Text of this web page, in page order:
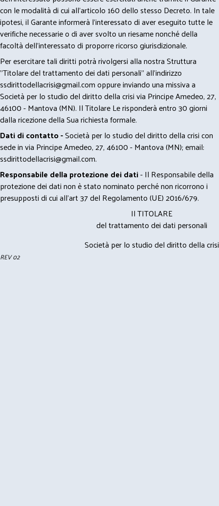
con le modalità di cui all’articolo 160 dello stesso Decreto. In tale
ipotesi, il Garante informerà l’interessato di aver eseguito tutte le
verifiche necessarie o di aver svolto un riesame nonché della
facoltà dell’interessato di proporre ricorso giurisdizionale.
Per esercitare tali diritti potrà rivolgersi alla nostra Struttura
"Titolare del trattamento dei dati personali" all'indirizzo
ssdirittodellacrisi@gmail.comoppure inviando una missiva a
Società per lo studio del diritto della crisi via Principe Amedeo, 27,
46100 - Mantova (MN). Il Titolare Le risponderà entro 30 giorni
dalla ricezione della Sua richiesta formale.
Dati di contatto -Società per lo studio del diritto della crisi con
sede in via Principe Amedeo, 27, 46100 - Mantova (MN); email:
ssdirittodellacrisi@gmail.com.
Responsabile della protezione dei dati- Il Responsabile della
protezione dei dati non è stato nominato perché non ricorrono i
presupposti di cui all’art 37 del Regolamento (UE) 2016/679.
Il TITOLARE
del trattamento dei dati personali
Società per lo studio del diritto della crisi
REV 02